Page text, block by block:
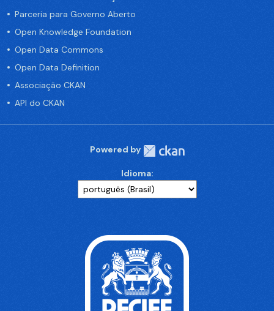
Parceria para Governo Aberto
Open Knowledge Foundation
Open Data Commons
Open Data Definition
Associação CKAN
API do CKAN
Powered by
Idioma